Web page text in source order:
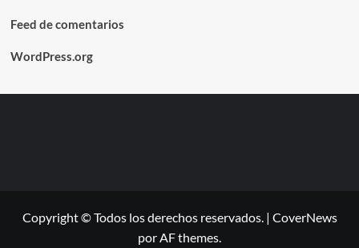
Feed de comentarios
WordPress.org
Copyright © Todos los derechos reservados. | CoverNews
por AF themes.